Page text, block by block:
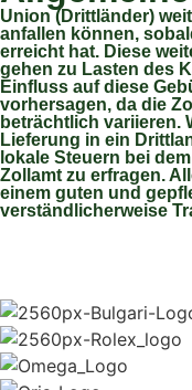
Union (Drittländer)
anfallen können,
erreicht hat. Diese
gehen zu Lasten des
Einfluss auf diese
vorhersagen, da die
beträchtlich variieren.
Lieferung in ein
lokale Steuern bei
Zollamt zu erfragen.
einem guten und
verständlicherweise